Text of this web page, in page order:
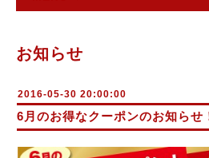
お知らせ
2016-05-30 20:00:00
6月のお得なクーポンのお知らせ